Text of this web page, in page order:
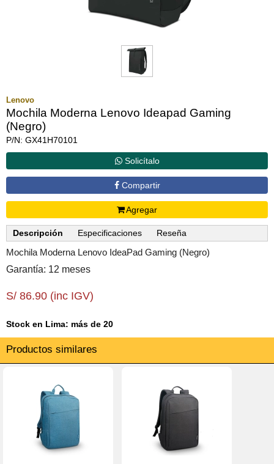
Lenovo
Mochila Moderna Lenovo Ideapad Gaming
(Negro)
P/N: GX41H70101
Solicítalo
Compartir
Agregar
Descripción Especificaciones Reseña
Mochila Moderna Lenovo IdeaPad Gaming (Negro)
Garantía: 12 meses
S/ 86.90 (inc IGV)
Stock en Lima: más de 20
Productos similares